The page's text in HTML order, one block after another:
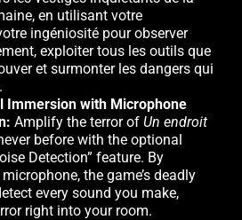
en utilisant votre
ingéniosité pour observer
exploiter tous les outils que
et surmonter les dangers qui
Immersion with Microphone
Amplify the terror of Un endroit
before with the optional
Detection” feature. By
the game’s deadly
every sound you make,
right into your room.